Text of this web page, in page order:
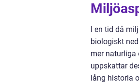
I en tid då
biologiskt
mer
uppskattar
lång historia